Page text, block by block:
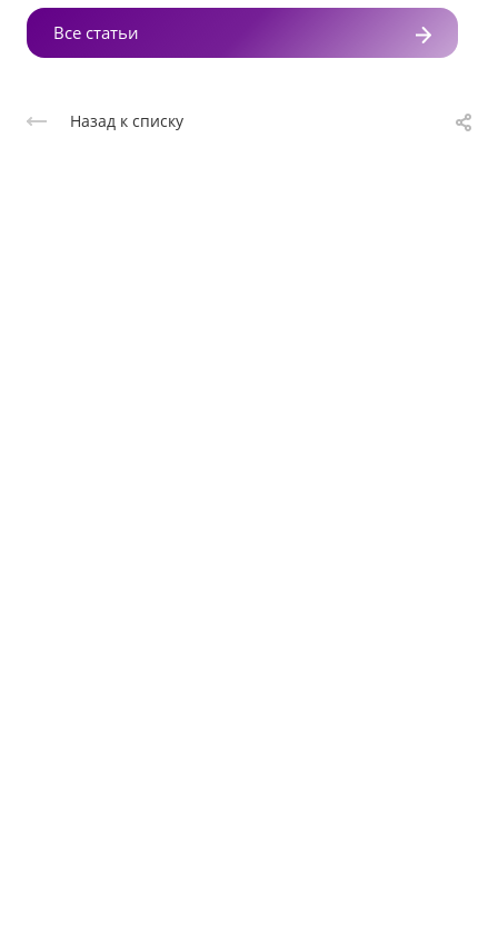
Все статьи
Назад к списку